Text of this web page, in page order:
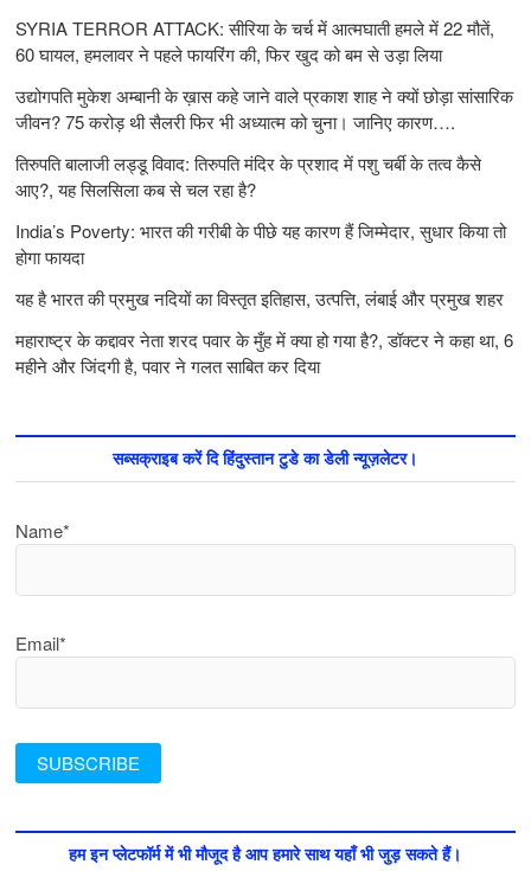
SYRIA TERROR ATTACK: सीरिया के चर्च में आत्मघाती हमले में 22 मौतें,
60 घायल, हमलावर ने पहले फायरिंग की, फिर खुद को बम से उड़ा लिया
उद्योगपति मुकेश अम्बानी के ख़ास कहे जाने वाले प्रकाश शाह ने क्यों छोड़ा सांसारिक
जीवन? 75 करोड़ थी सैलरी फिर भी अध्यात्म को चुना। जानिए कारण….
तिरुपति बालाजी लड्डू विवाद: तिरुपति मंदिर के प्रशाद में पशु चर्बी के तत्‍व कैसे
आए?, यह सिलसिला कब से चल रहा है?
India’s Poverty: भारत की गरीबी के पीछे यह कारण हैं जिम्‍मेदार, सुधार किया तो
होगा फायदा
यह है भारत की प्रमुख नदियों का विस्तृत इतिहास, उत्पत्ति, लंबाई और प्रमुख शहर
महाराष्ट्र के कद्दावर नेता शरद पवार के मुँह में क्या हो गया है?, डॉक्टर ने कहा था, 6
महीने और जिंदगी है, पवार ने गलत साबित कर दिया
सब्सक्राइब करें दि हिंदुस्तान टुडे का डेली न्यूज़लेटर।
Name*
Email*
हम इन प्लेटफॉर्म में भी मौजूद है आप हमारे साथ यहाँ भी जुड़ सकते हैं।